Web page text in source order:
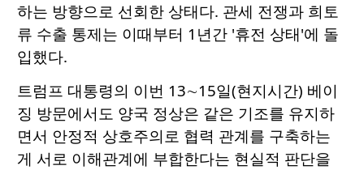
하는 방향으로 선회한 상태다. 관세 전쟁과 희토
류 수출 통제는 이때부터 1년간 '휴전 상태'에 돌
입했다.
트럼프 대통령의 이번 13∼15일(현지시간) 베이
징 방문에서도 양국 정상은 같은 기조를 유지하
면서 안정적 상호주의로 협력 관계를 구축하는
게 서로 이해관계에 부합한다는 현실적 판단을